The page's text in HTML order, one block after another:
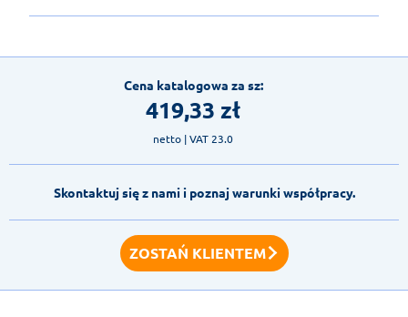
Cena katalogowa za sz:
419,33 zł
netto | VAT 23.0
Skontaktuj się z nami i poznaj warunki współpracy.
ZOSTAŃ KLIENTEM